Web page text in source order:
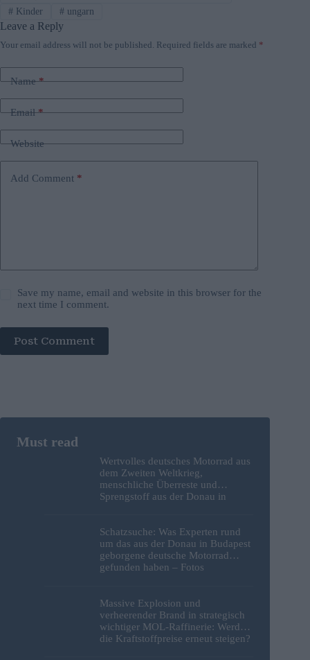
#Kinder #ungarn
Leave a Reply
Your email address will not be published. Required fields are marked *
Name*
Email*
Website
Add Comment *
Save my name, email and website in this browser for the
next time I comment.
Post Comment
Wertvolles deutsches Motorrad aus
dem Zweiten Weltkrieg,
menschliche Überreste und
Sprengstoff aus der Donau in
Schatzsuche: Was Experten rund
um das aus der Donau in Budapest
geborgene deutsche Motorrad
gefunden haben – Fotos
Massive Explosion und
verheerender Brand in strategisch
wichtiger MOL-Raffinerie: Werden
die Kraftstoffpreise erneut steigen?